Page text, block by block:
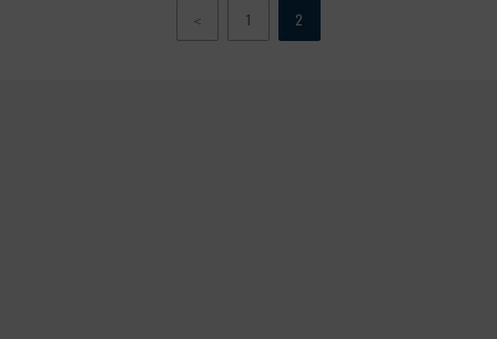
＜ 1 2